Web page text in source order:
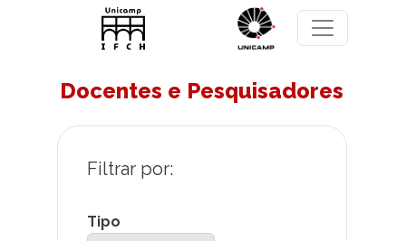
Pular para o conteúdo principal
Docentes e Pesquisadores
Tipo